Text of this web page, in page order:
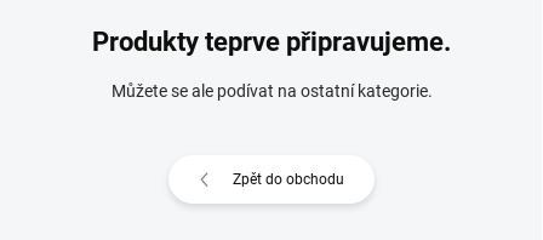
Produkty teprve připravujeme.
Můžete se ale podívat na ostatní kategorie.
Zpět do obchodu